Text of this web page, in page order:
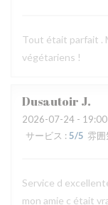
Tout était parfait .
végétariens !
Dusautoir J
2026-07-24 -
サービス : 5/5 雰囲
Service d
mon amie c était